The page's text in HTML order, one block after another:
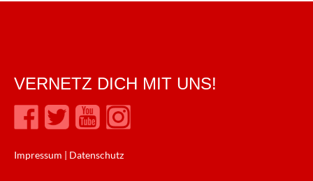
VERNETZ DICH MIT UNS!
Impressum | Datenschutz